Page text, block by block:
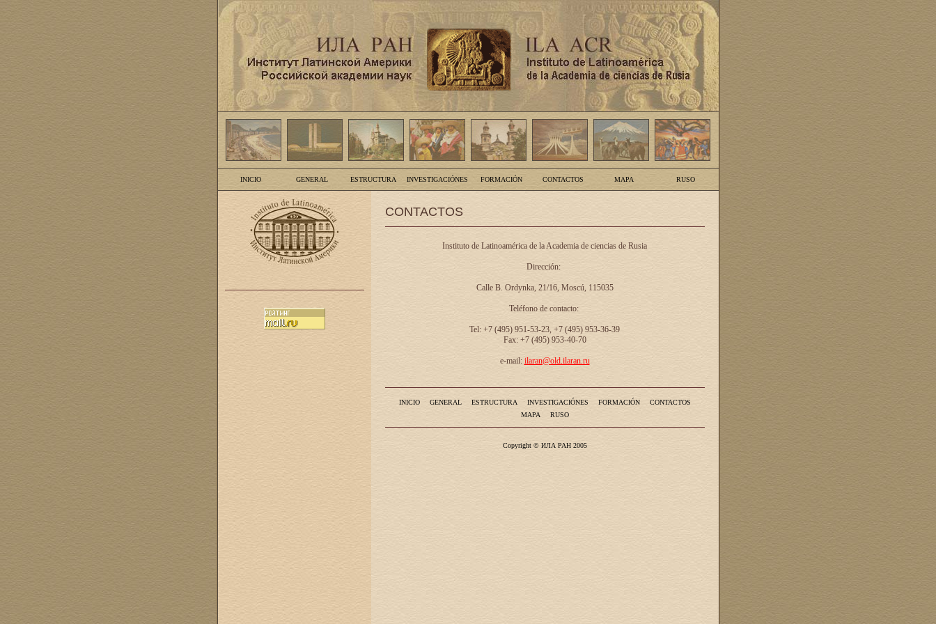
INICIO GENERAL ESTRUCTURA INVESTIGACIÓNES FORMACIÓN CONTACTOS MAPA RUSO
CONTACTOS
Instituto de Latinoamérica de la Academia de ciencias de Rusia
Dirección:
Calle B. Ordynka, 21/16, Moscú, 115035
Teléfono de contacto:
Tel: +7 (495) 951-53-23, +7 (495) 953-36-39
Fax: +7 (495) 953-40-70
e-mail: ilaran@old.ilaran.ru
INICIO GENERAL ESTRUCTURA INVESTIGACIÓNES FORMACIÓN
CONTACTOS
MAPA
RUSO
Copyright © ИЛА РАН 2005